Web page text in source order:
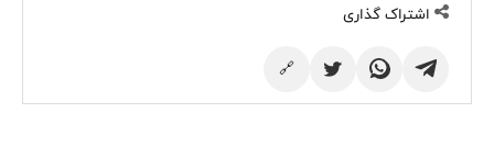
اشتراک گذاری
🔗